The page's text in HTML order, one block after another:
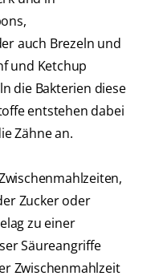
auch Brezeln und
und Ketchup
die Bakterien diese
entstehen dabei
Zähne an.
Zucker oder
zu einer
Säureangriffe
Zwischenmahlzeit